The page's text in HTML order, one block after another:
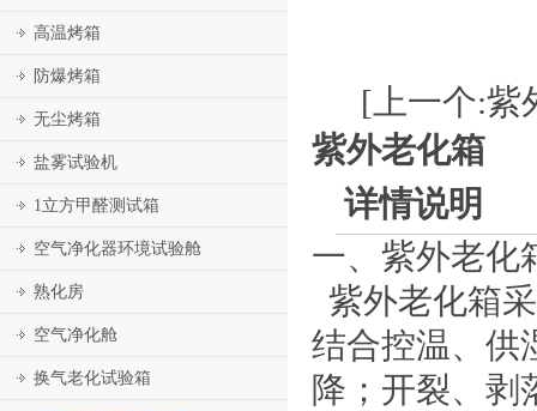
高温烤箱
防爆烤箱
无尘烤箱
盐雾试验机
1立方甲醛测试箱
空气净化器环境试验舱
熟化房
空气净化舱
换气老化试验箱
[上一个:紫
紫外老化箱
详情说明
一、紫外老化
紫外老化箱
结合控温、供
降；开裂、剥